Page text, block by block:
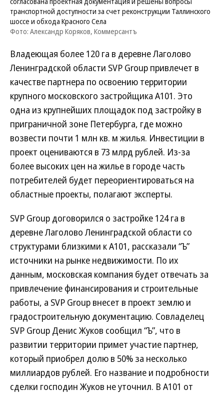
транспортной доступности за счет реконструкции Таллинского
шоссе и обхода Красного Села
Фото: Александр Коряков, Коммерсантъ
Владеющая более 120 га в деревне Лаголово
Ленинградской области SVP Group привлечет в
качестве партнера по освоению территории
крупного московского застройщика А101. Это
одна из крупнейших площадок под застройку в
приграничной зоне Петербурга, где можно
возвести почти 1 млн кв. м жилья. Инвестиции в
проект оцениваются в 73 млрд рублей. Из-за
более высоких цен на жилье в городе часть
потребителей будет переориентироваться на
областные проекты, полагают эксперты.
SVP Group договорился о застройке 124 га в
деревне Лаголово Ленинградской области со
структурами близкими к А101, рассказали “Ъ”
источники на рынке недвижимости. По их
данным, московская компания будет отвечать за
привлечение финансирования и строительные
работы, а SVP Group внесет в проект землю и
градостроительную документацию. Совладелец
SVP Group Денис Жуков сообщил “Ъ”, что в
развитии территории примет участие партнер,
который приобрел долю в 50% за несколько
миллиардов рублей. Его название и подробности
сделки господин Жуков не уточнил. В А101 от